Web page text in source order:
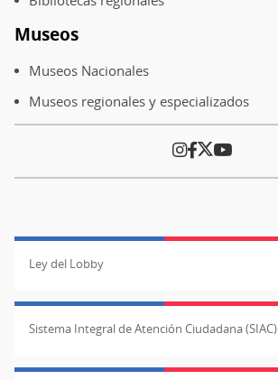
Museos
Museos Nacionales
Museos regionales y especializados
Ley del Lobby
Sistema Integral de Atención Ciudadana (SIAC)